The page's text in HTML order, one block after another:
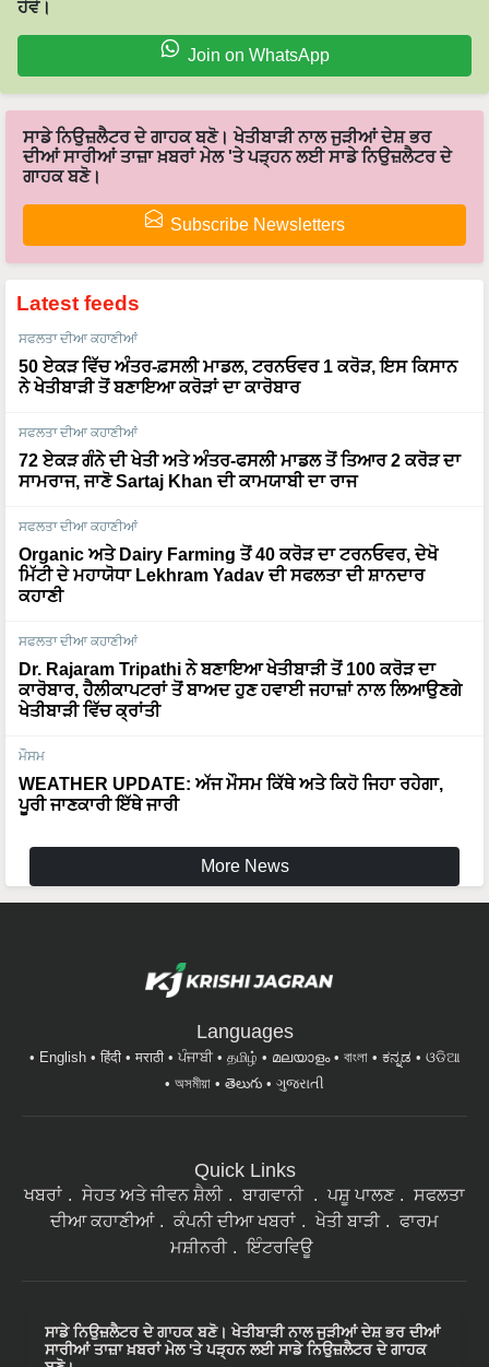
ਦੀਆਂ ਸਾਰੀਆਂ ਤਾਜ਼ਾ ਖ਼ਬਰਾਂ ਮੇਲ 'ਤੇ ਪੜ੍ਹਨ ਲਈ ਸਾਡੇ ਨਿਉਜ਼ਲੈਟਰ ਦੇ
ਗਾਹਕ ਬਣੋ।
Latest feeds
ਸਫਲਤਾ ਦੀਆ ਕਹਾਣੀਆਂ
50 ਏਕੜ ਵਿੱਚ ਅੰਤਰ-ਫ਼ਸਲੀ ਮਾਡਲ, ਟਰਨਓਵਰ 1 ਕਰੋੜ, ਇਸ ਕਿਸਾਨ
ਨੇ ਖੇਤੀਬਾੜੀ ਤੋਂ ਬਣਾਇਆ ਕਰੋੜਾਂ ਦਾ ਕਾਰੋਬਾਰ
72 ਏਕੜ ਗੰਨੇ ਦੀ ਖੇਤੀ ਅਤੇ ਅੰਤਰ-ਫਸਲੀ ਮਾਡਲ ਤੋਂ ਤਿਆਰ 2 ਕਰੋੜ ਦਾ
ਸਾਮਰਾਜ, ਜਾਣੋ Sartaj Khan ਦੀ ਕਾਮਯਾਬੀ ਦਾ ਰਾਜ
ਸਫਲਤਾ ਦੀਆ ਕਹਾਣੀਆਂ
Organic ਅਤੇ Dairy Farming ਤੋਂ 40 ਕਰੋੜ ਦਾ ਟਰਨਓਵਰ, ਦੇਖੋ
ਮਿੱਟੀ ਦੇ ਮਹਾਯੋਧਾ Lekhram Yadav ਦੀ ਸਫਲਤਾ ਦੀ ਸ਼ਾਨਦਾਰ
ਕਹਾਣੀ
Dr. Rajaram Tripathi ਨੇ ਬਣਾਇਆ ਖੇਤੀਬਾੜੀ ਤੋਂ 100 ਕਰੋੜ ਦਾ
ਕਾਰੋਬਾਰ, ਹੈਲੀਕਾਪਟਰਾਂ ਤੋਂ ਬਾਅਦ ਹੁਣ ਹਵਾਈ ਜਹਾਜ਼ਾਂ ਨਾਲ ਲਿਆਉਣਗੇ
ਖੇਤੀਬਾੜੀ ਵਿੱਚ ਕ੍ਰਾਂਤੀ
WEATHER UPDATE: ਅੱਜ ਮੌਸਮ ਕਿੱਥੇ ਅਤੇ ਕਿਹੋ ਜਿਹਾ ਰਹੇਗਾ,
ਪੰਜਾਬੀ தமிழ் മലയാളം
অসমীয়া
తెలుగు ગુજરાતી
ਸੇਹਤ ਅਤੇ ਜੀਵਨ ਸ਼ੈਲੀ ਬਾਗਵਾਨੀ
ਦੀਆ ਕਹਾਣੀਆਂ
ਕੰਪਨੀ ਦੀਆ ਖਬਰਾਂ ਖੇਤੀ ਬਾੜੀ
ਫਾਰਮ
ਮਸ਼ੀਨਰੀ
ਇੰਟਰਵਿਊ
ਬਣੋ।